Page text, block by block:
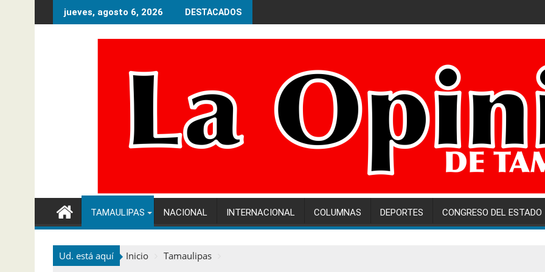
al
jueves, agosto 6, 2026 DESTACADOS
TAMAULIPAS NACIONAL INTERNACIONAL COLUMNAS DEPORTES CONGRESO DEL ESTADO
Ud. está aquí Inicio
Tamaulipas